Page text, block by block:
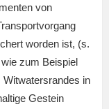
von
worden ist, (s.
zum Beispiel
Witwatersrandes in
Gestein